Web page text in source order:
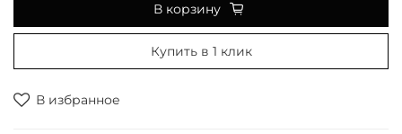
В избранное
В корзину
Купить в 1 клик